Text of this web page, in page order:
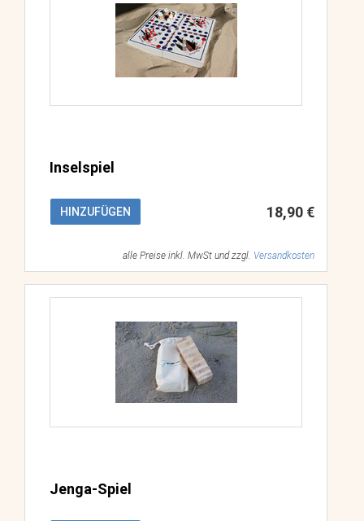
Inselspiel
HINZUFÜGEN 18,90 €
alle Preise inkl. MwSt und zzgl. Versandkosten
Jenga-Spiel